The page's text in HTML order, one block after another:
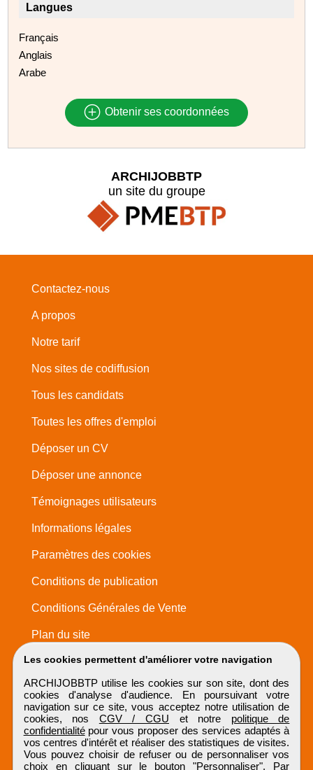
Langues
Français
Anglais
Arabe
Obtenir ses coordonnées
Les cookies permettent d'améliorer votre navigation
ARCHIJOBBTP utilise les cookies sur son site, dont des
cookies d'analyse d'audience. En poursuivant votre
navigation sur ce site, vous acceptez notre utilisation de
cookies, nos CGV / CGU et notre politique de
confidentialitépour vous proposer des services adaptés à
vos centres d'intérêt et réaliser des statistiques de visites.
Vous pouvez choisir de refuser ou de personnaliser vos
choix en cliquant sur le bouton "Personnaliser". Par
ARCHIJOBBTP
un site du groupe
Contactez-nous
A propos
Notre tarif
Nos sites de codiffusion
Tous les candidats
Toutes les offres d'emploi
Déposer un CV
Déposer une annonce
Témoignages utilisateurs
Informations légales
Paramètres des cookies
Conditions de publication
Conditions Générales de Vente
Plan du site